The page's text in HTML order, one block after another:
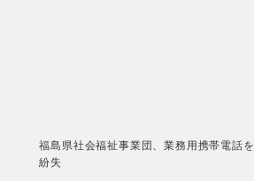
福島県社会福祉事業団、業務用携帯電話を
紛失